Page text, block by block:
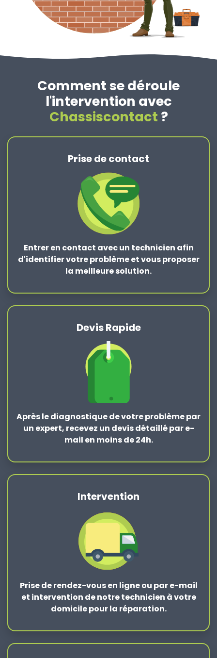
Comment se déroule
l'intervention avec
Chassiscontact ?
Prise de contact
Entrer en contact avec un technicien afin
d'identifier votre problème et vous proposer
la meilleure solution.
Devis Rapide
Après lediagnostique de votre problèmepar
un expert, recevez un devis détaillé par e-
mail en moins de 24h.
Intervention
Prise de rendez-vous en ligne ou par e-mail
et intervention de notre technicien à votre
domicile pour la réparation.